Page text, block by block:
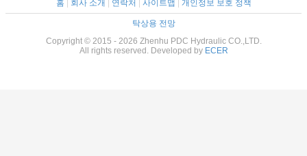
홈 회사 소개 연락처 사이트맵 개인정보 보호 정책
탁상용 전망
Copyright © 2015 - 2026 Zhenhu PDC Hydraulic CO.,LTD.
All rights reserved. Developed by ECER